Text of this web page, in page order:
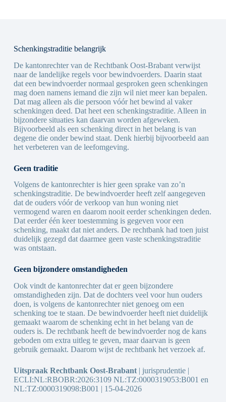
Schenkingstraditie belangrijk
De kantonrechter van de Rechtbank Oost-Brabant verwijst
naar de landelijke regels voor bewindvoerders. Daarin staat
dat een bewindvoerder normaal gesproken geen schenkingen
mag doen namens iemand die zijn wil niet meer kan bepalen.
Dat mag alleen als die persoon vóór het bewind al vaker
schenkingen deed. Dat heet een schenkingstraditie. Alleen in
bijzondere situaties kan daarvan worden afgeweken.
Bijvoorbeeld als een schenking direct in het belang is van
degene die onder bewind staat. Denk hierbij bijvoorbeeld aan
het verbeteren van de leefomgeving.
Geen traditie
Volgens de kantonrechter is hier geen sprake van zo’n
schenkingstraditie. De bewindvoerder heeft zelf aangegeven
dat de ouders vóór de verkoop van hun woning niet
vermogend waren en daarom nooit eerder schenkingen deden.
Dat eerder één keer toestemming is gegeven voor een
schenking, maakt dat niet anders. De rechtbank had toen juist
duidelijk gezegd dat daarmee geen vaste schenkingstraditie
was ontstaan.
Geen bijzondere omstandigheden
Ook vindt de kantonrechter dat er geen bijzondere
omstandigheden zijn. Dat de dochters veel voor hun ouders
doen, is volgens de kantonrechter niet genoeg om een
schenking toe te staan. De bewindvoerder heeft niet duidelijk
gemaakt waarom de schenking echt in het belang van de
ouders is. De rechtbank heeft de bewindvoerder nog de kans
geboden om extra uitleg te geven, maar daarvan is geen
gebruik gemaakt. Daarom wijst de rechtbank het verzoek af.
Uitspraak Rechtbank Oost-Brabant | jurisprudentie |
ECLI:NL:RBOBR:2026:3109 NL:TZ:0000319053:B001 en
NL:TZ:0000319098:B001 | 15-04-2026